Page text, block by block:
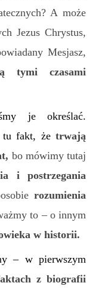
A może
Jezus Chrystus,
Mesjasz,
tymi czasami
je określać.
tu fakt, żetrwają
bo mówimy tutaj
i postrzegania
rozumienia
to – o innym
w historii.
– w pierwszym
zbiografii